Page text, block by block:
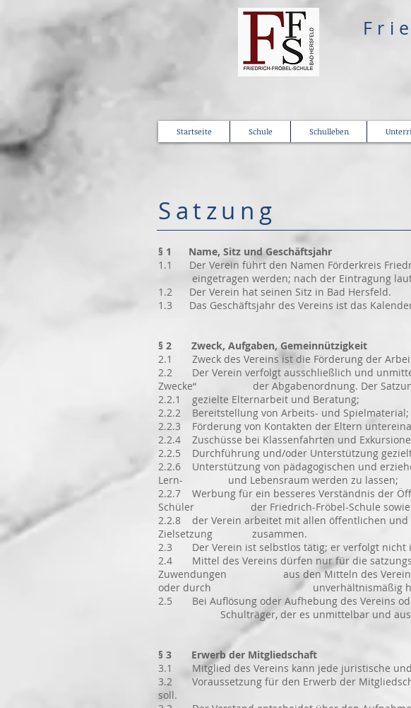
Startseite Schule Schulleben
Satzung
§ 1 Name, Sitz und Geschäftsjahr
1.1 Der Verein führt den Namen Förderkreis
eingetragen werden; nach der Eintragung
1.2 Der Verein hat seinen Sitz in Bad Hersfeld.
1.3 Das Geschäftsjahr des Vereins ist das
§ 2 Zweck, Aufgaben, Gemeinnützigkeit
2.1 Zweck des Vereins ist die Förderung der
2.2 Der Verein verfolgt ausschließlich und
Zwecke“ der Abgabenordnung. Der
2.2.1 gezielte Elternarbeit und Beratung;
2.2.2 Bereitstellung von Arbeits- und Spielmaterial;
2.2.3 Förderung von Kontakten der Eltern
2.2.4 Zuschüsse bei Klassenfahrten und
2.2.5 Durchführung und/oder Unterstützung
2.2.6 Unterstützung von pädagogischen und
Lern- und Lebensraum werden zu lassen;
2.2.7 Werbung für ein besseres Verständnis der
Schüler der Friedrich-Fröbel-Schule sowie
2.2.8 der Verein arbeitet mit allen öffentlichen und
Zielsetzung zusammen.
2.3 Der Verein ist selbstlos tätig; er verfolgt nicht
2.4 Mittel des Vereins dürfen nur für die
Zuwendungen aus den Mitteln des Vereins. Es
oder durch unverhältnismäßig hohe
2.5 Bei Auflösung oder Aufhebung des Vereins
Schulträger, der es unmittelbar und
§ 3 Erwerb der Mitgliedschaft
3.1 Mitglied des Vereins kann jede juristische und
3.2 Voraussetzung für den Erwerb der
soll.